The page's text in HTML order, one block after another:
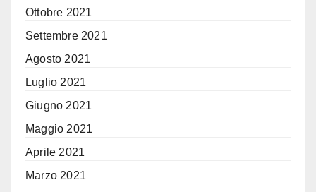
Ottobre 2021
Settembre 2021
Agosto 2021
Luglio 2021
Giugno 2021
Maggio 2021
Aprile 2021
Marzo 2021